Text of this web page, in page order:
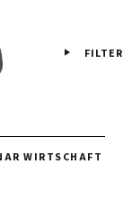
FILTER
WIRTSCHAFT